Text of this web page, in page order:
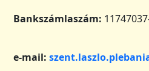
Bankszámlaszám:
e-mail: